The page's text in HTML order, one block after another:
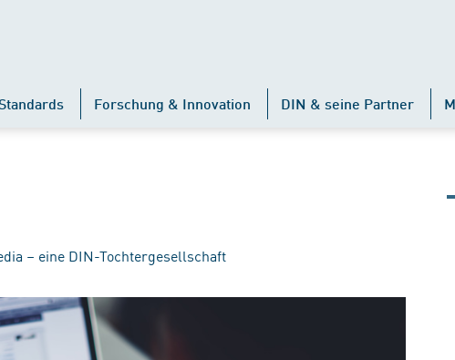
Forschung & Innovation DIN & seine Partner
– eine DIN-Tochtergesellschaft